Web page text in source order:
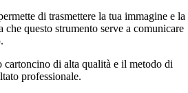
di trasmettere la tua immagine e la
che questo strumento serve a comunicare
cartoncino di alta qualità e il metodo di
professionale.